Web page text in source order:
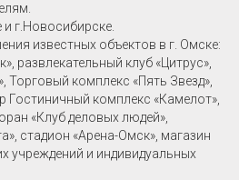
и г.Новосибирске.
известных объектов в г. Омске:
развлекательный клуб «Цитрус»,
Торговый комплекс «Пять Звезд»,
Гостиничный комплекс «Камелот»,
«Клуб деловых людей»,
стадион «Арена-Омск», магазин
учреждений и индивидуальных